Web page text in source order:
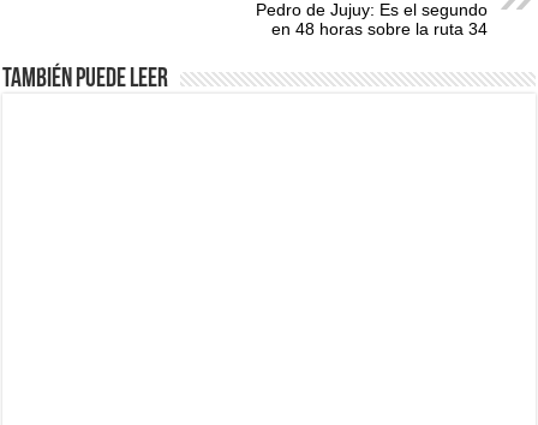
Pedro de Jujuy: Es el segundo
en 48 horas sobre la ruta 34
También puede leer